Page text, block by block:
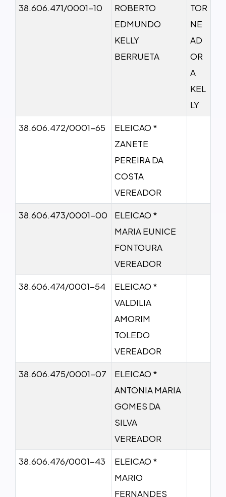
38.606.471/0001-10
ROBERTO
EDMUNDO
KELLY
BERRUETA
TOR
NE
AD
OR
A
KEL
LY
38.606.472/0001-65
ELEICAO *
ZANETE
PEREIRA DA
COSTA
VEREADOR
38.606.473/0001-00
ELEICAO *
MARIA EUNICE
FONTOURA
VEREADOR
38.606.474/0001-54
ELEICAO *
VALDILIA
AMORIM
TOLEDO
VEREADOR
38.606.475/0001-07
ELEICAO *
ANTONIA MARIA
GOMES DA
SILVA
VEREADOR
38.606.476/0001-43
ELEICAO *
MARIO
FERNANDES